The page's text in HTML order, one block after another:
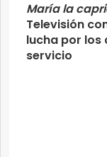
María la
Televisión
lucha por los
servicio